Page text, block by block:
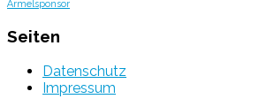
Ärmelsponsor
Seiten
Datenschutz
Impressum